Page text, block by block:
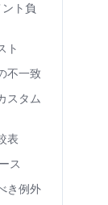
ト負
ト
不一致
スタム
表
ス
き例外